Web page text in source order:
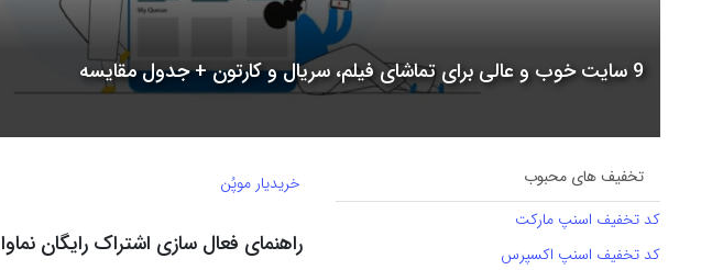
9 سایت خوب و عالی برای تماشای فیلم، سریال و کارتون + جدول مقایسه
تخفیف های محبوب
کد تخفیف اسنپ مارکت
کد تخفیف اسنپ اکسپرس
خریدیار موپُن
راهنمای فعال سازی اشتراک رایگان نماوا